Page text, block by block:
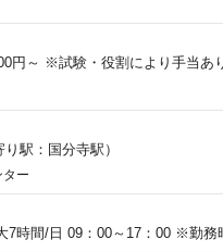
円～ ※試験・役割により手当あ
駅：国分寺駅）
ー
7時間/日 09：00～17：00 ※勤